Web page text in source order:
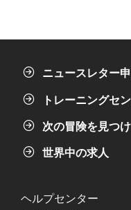
ニュースレター
トレーニングセ
次の冒険を見つ
世界中の求人
ヘルプセンター